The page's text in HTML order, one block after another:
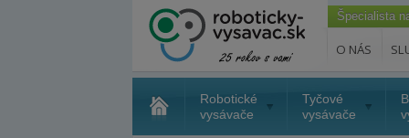
Špecialista
O NÁS
Robotické
vysávače
Tyčové
vysávače